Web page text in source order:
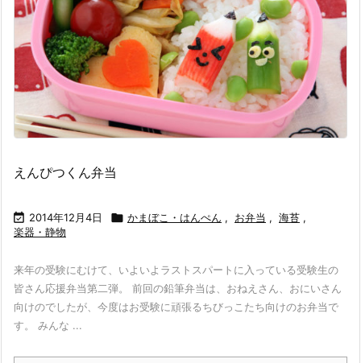
えんぴつくん弁当
 2014年12月4日  かまぼこ・はんぺん , お弁当 , 海苔 ,
楽器・静物
来年の受験にむけて、いよいよラストスパートに入っている受験生の
皆さん応援弁当第二弾。 前回の鉛筆弁当は、おねえさん、おにいさん
向けのでしたが、今度はお受験に頑張るちびっこたち向けのお弁当で
す。 みんな ...